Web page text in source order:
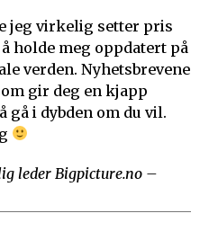
jeg virkelig setter pris
holde meg oppdatert på
verden. Nyhetsbrevene
gir deg en kjapp
i dybden om du vil.
leder Bigpicture.no –